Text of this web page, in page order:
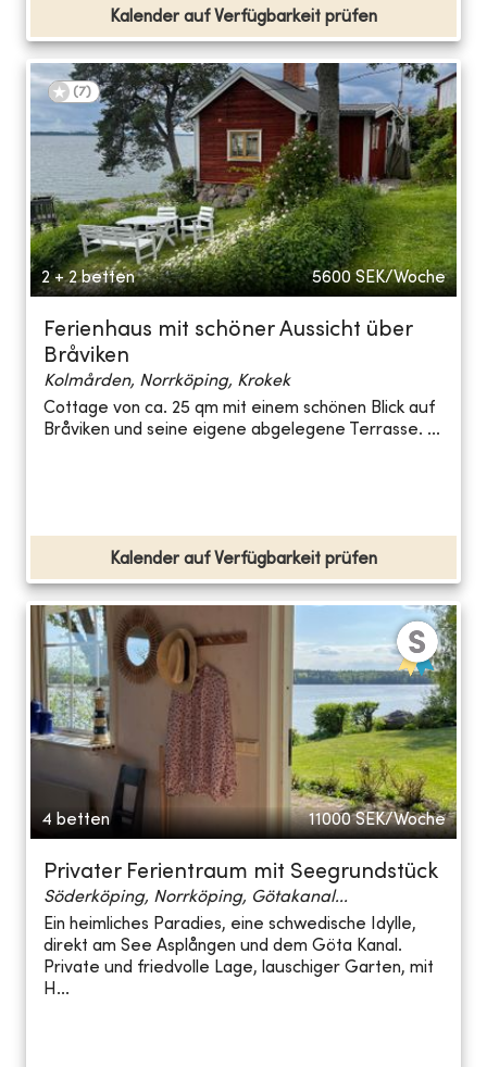
Kalender auf Verfügbarkeit prüfen
(7)
2 + 2 betten 5600 SEK/Woche
Ferienhaus mit schöner Aussicht über
Bråviken
Kolmården, Norrköping, Krokek
Cottage von ca. 25 qm mit einem schönen Blick auf
Bråviken und seine eigene abgelegene Terrasse. ...
Kalender auf Verfügbarkeit prüfen
4 betten 11000 SEK/Woche
Privater Ferientraum mit Seegrundstück
Söderköping, Norrköping, Götakanal...
Ein heimliches Paradies, eine schwedische Idylle,
direkt am See Asplången und dem Göta Kanal.
Private und friedvolle Lage, lauschiger Garten, mit
H...